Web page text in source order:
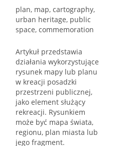
plan, map, cartography,
urban heritage, public
space, commemoration
Artykuł przedstawia
działania wykorzystujące
rysunek mapy lub planu
w kreacji posadzki
przestrzeni publicznej,
jako element służący
rekreacji. Rysunkiem
może być mapa świata,
regionu, plan miasta lub
jego fragment.